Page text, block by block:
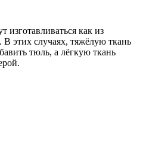
изготавливаться как из
В этих случаях, тяжёлую ткань
тюль, а лёгкую ткань